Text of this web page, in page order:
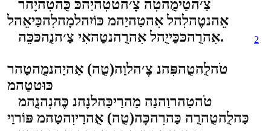
צַ׳הטַימֻהטִה צָ׳הטטִהיַהכּ כֻּהטִהיָהר
אֵהנטֶהלִהל אִהטַהיַהמ כּוֹיִהלמָהלִהכַּיאֵהל
אִהרֻהכּכַּייֻהל אִהרֻהנטַהאִי צַ׳הנֻהכּכֵּה.
2
טֹהלֻהטֻהפִּהנ צֶ׳הלוַה(טֻה) אַהיַהנמֻהטַהר
כּוּטטַהמ
טֹהטַהרוַהנַה מַהרַיכַּהלנָהנ כֶּהנִהנֻהמ
כַּהלֻהטֻהרֻה כַּהרִהכָּה(טֻה) אֻהרַיוִהטַהמ פּוֹרוַי